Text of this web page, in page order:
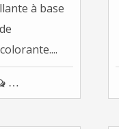
à base
…